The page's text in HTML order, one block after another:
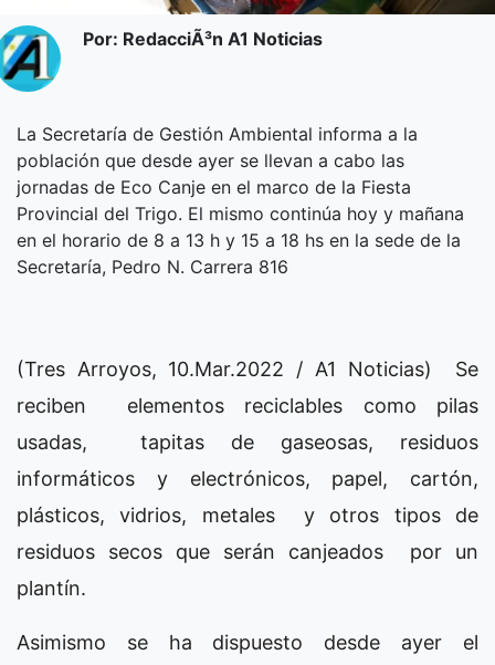
Por: RedacciÃ³n A1 Noticias
La Secretaría de Gestión Ambiental informa a la
población que desde ayer se llevan a cabo las
jornadas de Eco Canje en el marco de la Fiesta
Provincial del Trigo. El mismo continúa hoy y mañana
en el horario de 8 a 13 h y 15 a 18 hs en la sede de la
Secretaría, Pedro N. Carrera 816
(Tres Arroyos, 10.Mar.2022 / A1 Noticias) Se
reciben elementos reciclables como pilas
usadas, tapitas de gaseosas, residuos
informáticos y electrónicos, papel, cartón,
plásticos, vidrios, metales y otros tipos de
residuos secos que serán canjeados por un
plantín.
Asimismo se ha dispuesto desde ayer el